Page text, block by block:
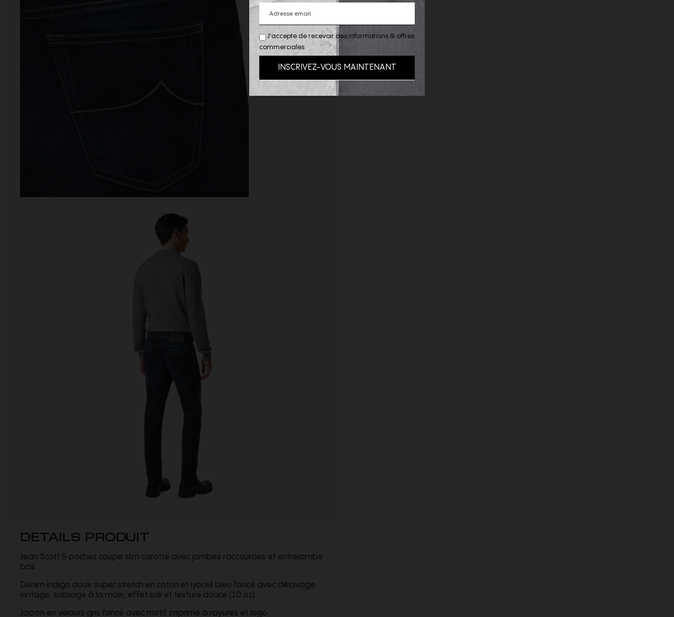
DETAILS PRODUIT
Jean Scott 5 poches coupe slim carotte avec jambes raccourcies et entrejambe
bas
Denim indigo doux super stretch en coton et lyocell bleu foncé avec délavage
vintage, sablage à la main, effet sali et texture douce (10 oz)
Jacron en velours gris foncé avec motif imprimé à rayures et logo
J'accepte de recevoir des informations & offres
commerciales